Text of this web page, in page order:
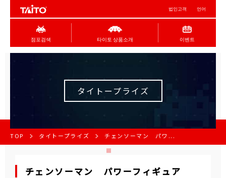
법인고객 언어
점포검색 타이토 상품소개 이벤트
タイトープライズ
TOP タイトープライズ チェンソーマン パワ...
チェンソーマン パワーフィギュア